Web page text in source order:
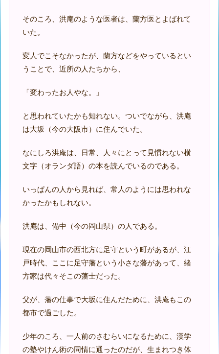
そのころ、洪庵のような医者は、蘭方医とよばれて
いた。
変人でこそなかったが、蘭方などをやっているとい
うことで、近所の人たちから、
「変わったお人やな。」
と思われていたかも知れない。ついでながら、洪庵
は大坂（今の大阪市）に住んでいた。
なにしろ洪庵は、日常、人々にとって見慣れない横
文字（オランダ語）の本を読んでいるのである。
いっぱんの人から見れば、常人のようには思われな
かったかもしれない。
洪庵は、備中（今の岡山県）の人である。
現在の岡山市の西北方に足守という町があるが、江
戸時代、ここに足守藩という小さな藩があって、緒
方家は代々そこの藩士だった。
父が、藩の仕事で大坂に住んだために、洪庵もこの
都市で過ごした。
少年のころ、一人前のさむらいになるために、漢学
の塾やけん術の同情に通ったのだが、生まれつき体